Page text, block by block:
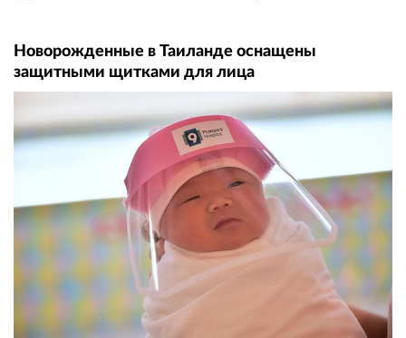
Новорожденные в Таиланде оснащены
защитными щитками для лица